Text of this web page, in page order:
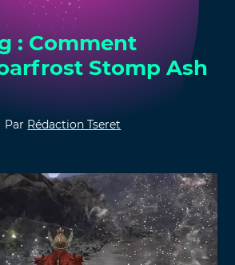
: Comment
Stomp Ash
Par Rédaction Tseret